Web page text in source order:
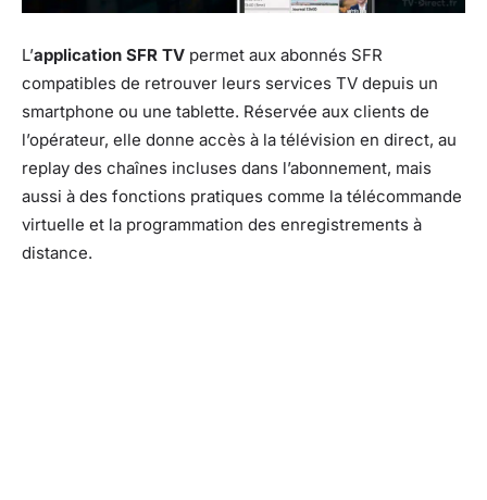
L’application SFR TV permet aux abonnés SFR
compatibles de retrouver leurs services TV depuis un
smartphone ou une tablette. Réservée aux clients de
l’opérateur, elle donne accès à la télévision en direct, au
replay des chaînes incluses dans l’abonnement, mais
aussi à des fonctions pratiques comme la télécommande
virtuelle et la programmation des enregistrements à
distance.